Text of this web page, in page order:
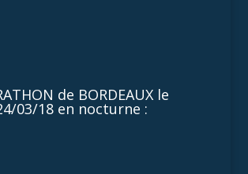
de BORDEAUX le
03/18 en nocturne :